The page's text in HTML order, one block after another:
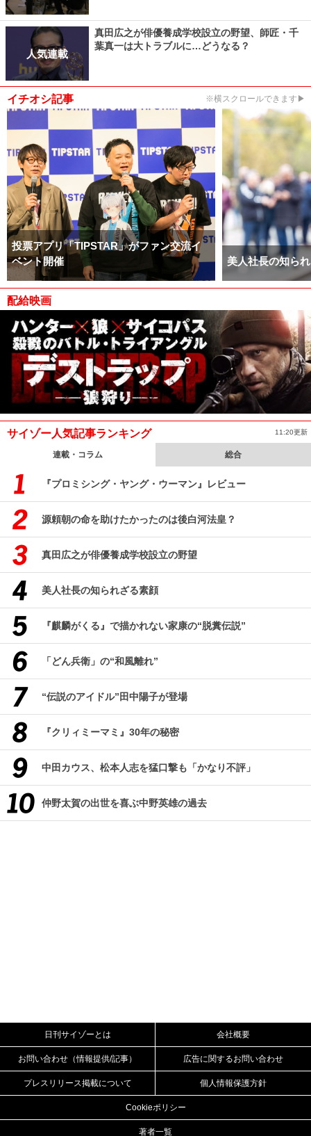
人気連載
真田広之が俳優養成学校設立の野望、師匠・千
葉真一は大トラブルに…どうなる？
イチオシ記事 ※横スクロールできます▶
投票アプリ「TIPSTAR」がファン交流イ
ベント開催
美人社長の知ら
配給映画
サイゾー人気記事ランキング 11:20更新
連載・コラム 総合
『プロミシング・ヤング・ウーマン』レビュー
源頼朝の命を助けたかったのは後白河法皇？
真田広之が俳優養成学校設立の野望
美人社長の知られざる素顔
『麒麟がくる』で描かれない家康の“脱糞伝説”
「どん兵衛」の“和風離れ”
“伝説のアイドル”田中陽子が登場
『クリィミーマミ』30年の秘密
中田カウス、松本人志を猛口撃も「かなり不評」
仲野太賀の出世を喜ぶ中野英雄の過去
日刊サイゾーとは 会社概要
お問い合わせ（情報提供/記事） 広告に関するお問い合わせ
プレスリリース掲載について 個人情報保護方針
Cookieポリシー
著者一覧